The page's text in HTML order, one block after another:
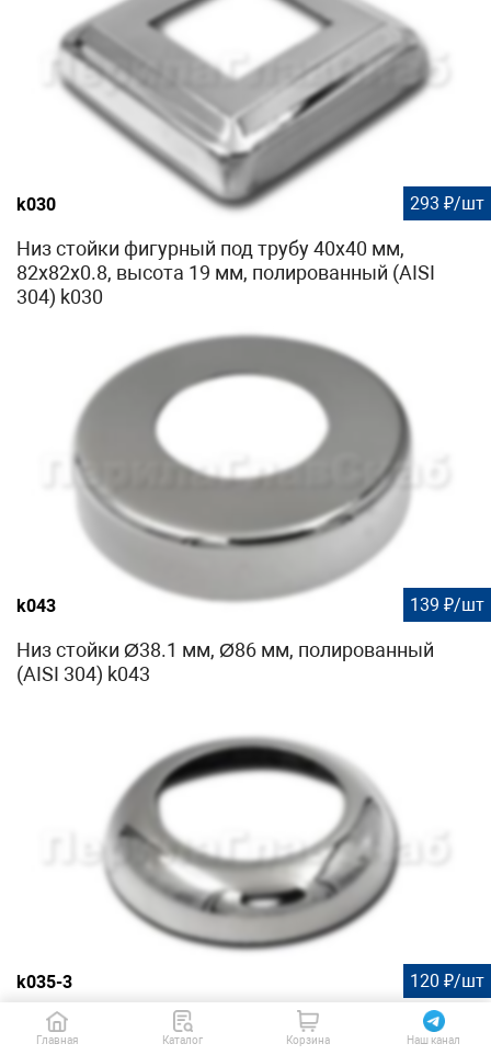
k030 293 ₽/шт
Низ стойки фигурный под трубу 40х40 мм,
82х82х0.8, высота 19 мм, полированный (AISI
304) k030
k043 139 ₽/шт
Низ стойки Ø38.1 мм, Ø86 мм, полированный
(AISI 304) k043
k035-3 120 ₽/шт
Низ стойки Ø38.1 мм, S=0.7 мм, полированный
Главная Каталог Корзина Наш канал